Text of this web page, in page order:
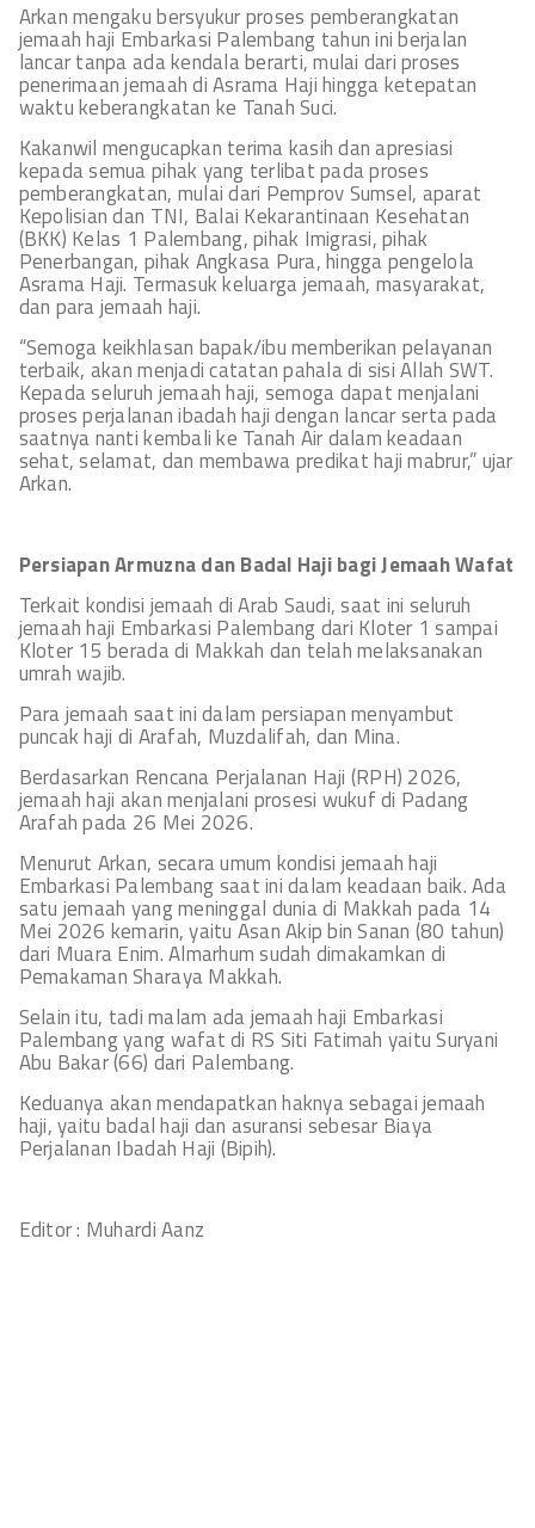
Arkan mengaku bersyukur proses pemberangkatan
jemaah haji Embarkasi Palembang tahun ini berjalan
lancar tanpa ada kendala berarti, mulai dari proses
penerimaan jemaah di Asrama Haji hingga ketepatan
waktu keberangkatan ke Tanah Suci.
Kakanwil mengucapkan terima kasih dan apresiasi
kepada semua pihak yang terlibat pada proses
pemberangkatan, mulai dari Pemprov Sumsel, aparat
Kepolisian dan TNI, Balai Kekarantinaan Kesehatan
(BKK) Kelas 1 Palembang, pihak Imigrasi, pihak
Penerbangan, pihak Angkasa Pura, hingga pengelola
Asrama Haji. Termasuk keluarga jemaah, masyarakat,
dan para jemaah haji.
“Semoga keikhlasan bapak/ibu memberikan pelayanan
terbaik, akan menjadi catatan pahala di sisi Allah SWT.
Kepada seluruh jemaah haji, semoga dapat menjalani
proses perjalanan ibadah haji dengan lancar serta pada
saatnya nanti kembali ke Tanah Air dalam keadaan
sehat, selamat, dan membawa predikat haji mabrur,” ujar
Arkan.
Persiapan Armuzna dan Badal Haji bagi Jemaah Wafat
Terkait kondisi jemaah di Arab Saudi, saat ini seluruh
jemaah haji Embarkasi Palembang dari Kloter 1 sampai
Kloter 15 berada di Makkah dan telah melaksanakan
umrah wajib.
Para jemaah saat ini dalam persiapan menyambut
puncak haji di Arafah, Muzdalifah, dan Mina.
Berdasarkan Rencana Perjalanan Haji (RPH) 2026,
jemaah haji akan menjalani prosesi wukuf di Padang
Arafah pada 26 Mei 2026.
Menurut Arkan, secara umum kondisi jemaah haji
Embarkasi Palembang saat ini dalam keadaan baik. Ada
satu jemaah yang meninggal dunia di Makkah pada 14
Mei 2026 kemarin, yaitu Asan Akip bin Sanan (80 tahun)
dari Muara Enim. Almarhum sudah dimakamkan di
Pemakaman Sharaya Makkah.
Selain itu, tadi malam ada jemaah haji Embarkasi
Palembang yang wafat di RS Siti Fatimah yaitu Suryani
Abu Bakar (66) dari Palembang.
Keduanya akan mendapatkan haknya sebagai jemaah
haji, yaitu badal haji dan asuransi sebesar Biaya
Perjalanan Ibadah Haji (Bipih).
Editor : Muhardi Aanz